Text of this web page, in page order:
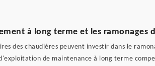
à long terme et les ramonages
des chaudières peuvent investir dans le
de maintenance à long terme